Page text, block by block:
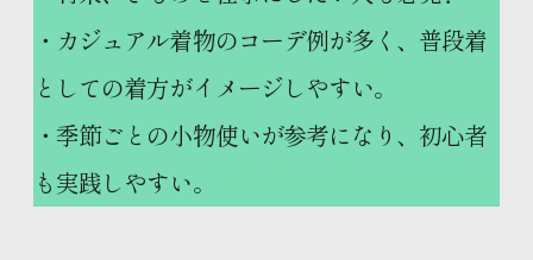
・カジュアル着物のコーデ例が多く、普段着
としての着方がイメージしやすい。
・季節ごとの小物使いが参考になり、初心者
も実践しやすい。